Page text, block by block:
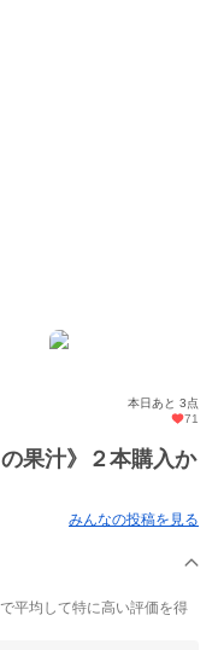
本日あと 3点
71
果汁》２本購入か
みんなの投稿を見る
平均して特に高い評価を得